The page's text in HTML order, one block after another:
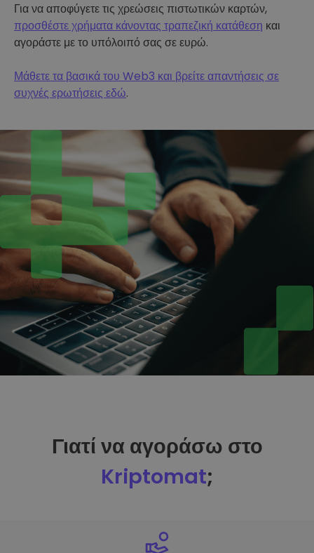
Για να αποφύγετε τις χρεώσεις πιστωτικών καρτών,
προσθέστε χρήματα κάνοντας τραπεζική κατάθεση και
αγοράστε με το υπόλοιπό σας σε ευρώ.
Μάθετε τα βασικά του Web3 και βρείτε απαντήσεις σε
συχνές ερωτήσεις εδώ.
Γιατί να αγοράσω στο
Kriptomat;